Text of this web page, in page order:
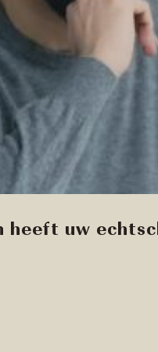
heeft uw